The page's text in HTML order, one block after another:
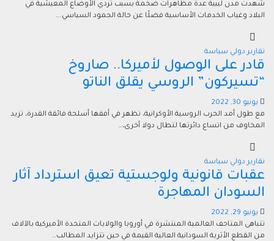
شهدت مدن ليبية عدة مظاهرات ضخمة بسبب تردي الأوضاع المعيشية في
البلاد وغياب الخدمات الأساسية فضلًا عن حالة الجمود السياسي.…
تقارير دولي سياسة
قادر على الوصول لأميركا.. صاروخ
“تسيركون” الروسي يقلق الناتو
يونيو 30, 2022
مع طول أمد الحرب الروسية الأوكرانية، تظهر في أفقها أسلحة فائقة القدرة، تزيد
المخاوف من اتساع دائرتها لتطال دولا أخرى،…
تقارير دولي سياسة
عقبات قانونية ولوجستية تعيق استرداد آثار
السودان المهاجرة
يونيو 29, 2022
تتباهى المتاحف العالمية المنتشرة في أوروبا والولايات المتحدة الأميركية بالآلاف
من القطع الأثرية السودانية العالية القيمة في حين تتزايد المطالب…